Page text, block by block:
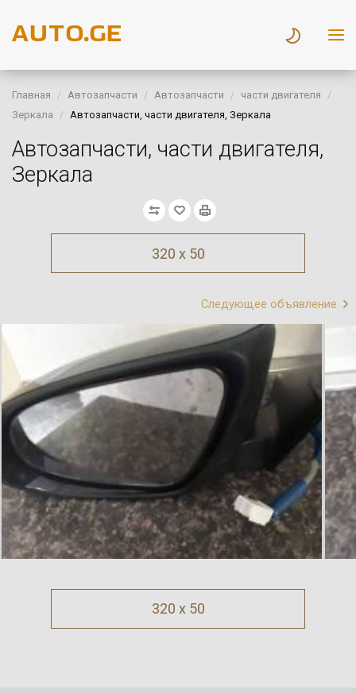
Главная Автозапчасти Автозапчасти
части двигателя
Зеркала
Автозапчасти, части двигателя, Зеркала
Автозапчасти, части двигателя,
Зеркала
320 x 50
Следующее объявление
320 x 50